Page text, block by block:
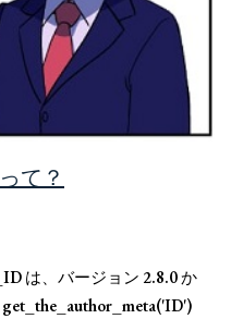
て？
は、バージョン 2.8.0 か